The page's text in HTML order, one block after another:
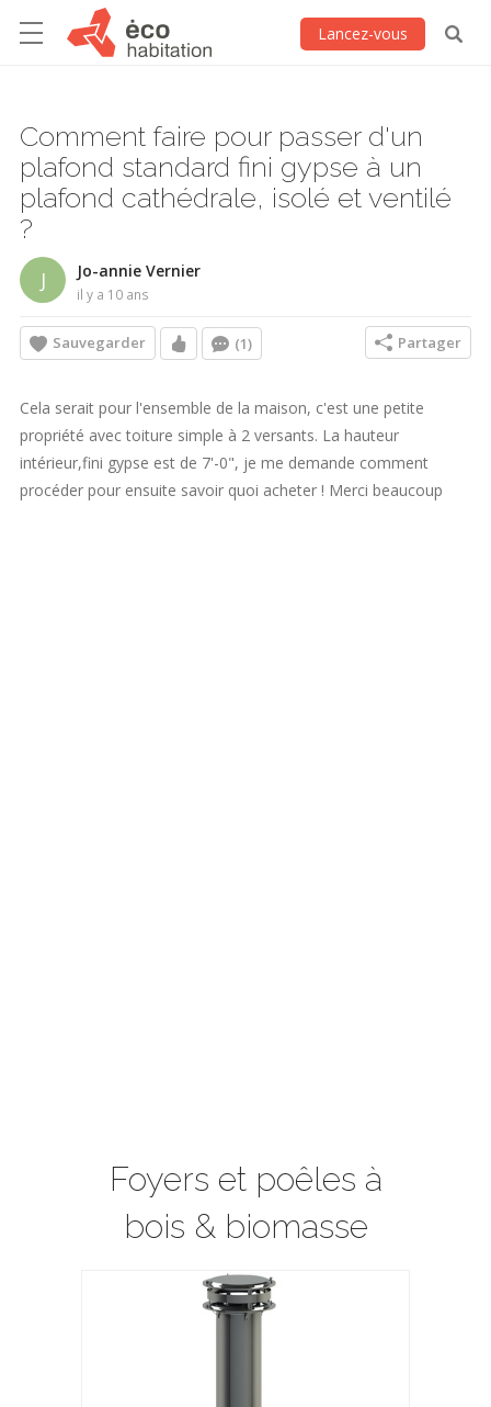
Lancez-vous
Comment faire pour passer d'un
plafond standard fini gypse à un
plafond cathédrale, isolé et ventilé
?
J Jo-annie Vernier
il y a 10 ans
Sauvegarder (1) Partager
Cela serait pour l'ensemble de la maison, c'est une petite
propriété avec toiture simple à 2 versants. La hauteur
intérieur,fini gypse est de 7'-0", je me demande comment
procéder pour ensuite savoir quoi acheter ! Merci beaucoup
Foyers et poêles à
bois & biomasse